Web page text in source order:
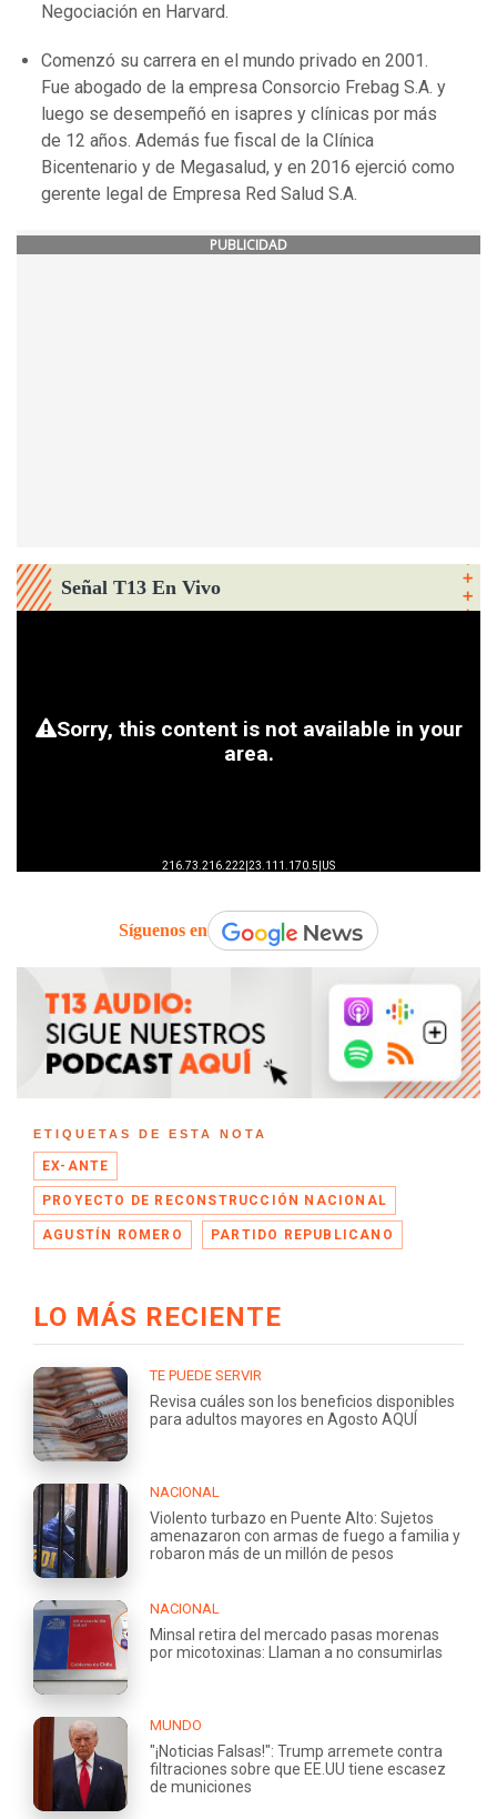
Negociación en Harvard.
Comenzó su carrera en el mundo privado en 2001.
Fue abogado de la empresa Consorcio Frebag S.A. y
luego se desempeñó en isapres y clínicas por más
de 12 años. Además fue fiscal de la Clínica
Bicentenario y de Megasalud, y en 2016 ejerció como
gerente legal de Empresa Red Salud S.A.
PUBLICIDAD
Señal T13 En Vivo
Síguenos en
ETIQUETAS DE ESTA NOTA
EX-ANTE
PROYECTO DE RECONSTRUCCIÓN NACIONAL
AGUSTÍN ROMERO PARTIDO REPUBLICANO
LO MÁS RECIENTE
TE PUEDE SERVIR
Revisa cuáles son los beneficios disponibles
para adultos mayores en Agosto AQUÍ
NACIONAL
Violento turbazo en Puente Alto: Sujetos
amenazaron con armas de fuego a familia y
robaron más de un millón de pesos
NACIONAL
Minsal retira del mercado pasas morenas
por micotoxinas: Llaman a no consumirlas
MUNDO
"¡Noticias Falsas!": Trump arremete contra
filtraciones sobre que EE.UU tiene escasez
de municiones